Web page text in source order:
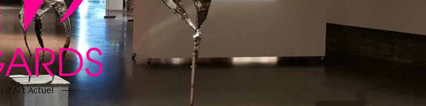
d'Art Actuel